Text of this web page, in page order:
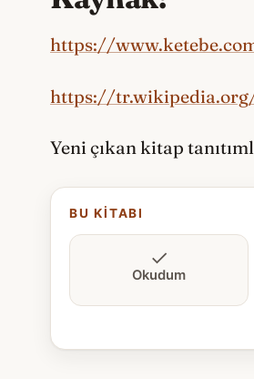
https://
https://
Yeni çıkan kitap
BU KITABI
Okudum